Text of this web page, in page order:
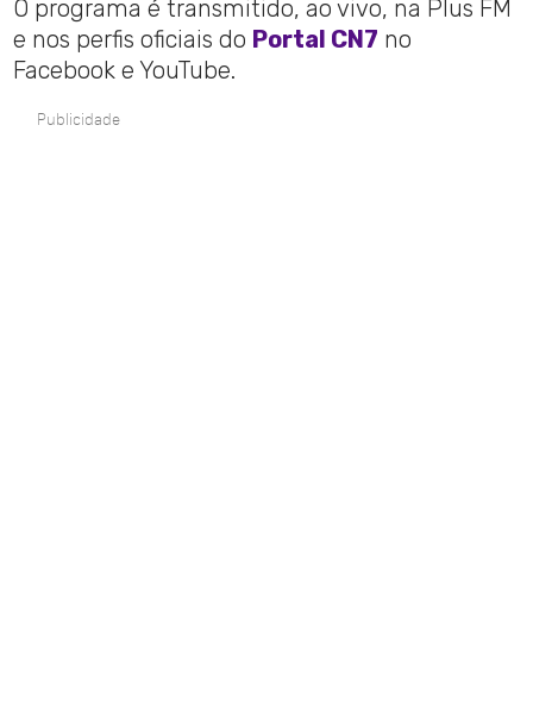
O programa é transmitido, ao vivo, na Plus FM
e nos perfis oficiais do Portal CN7 no
Facebook e YouTube.
Publicidade